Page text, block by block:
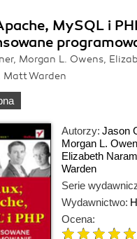
MySQL i
Morgan L. Owens,
Matt Warden
Autorzy: Jason
Morgan L.
Elizabeth
Warden
Serie
Wydawnictwo:
Ocena: